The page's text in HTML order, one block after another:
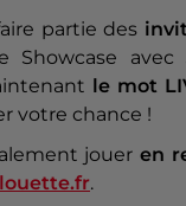
partie des
Showcase avec
le mot
votre chance !
joueren
.